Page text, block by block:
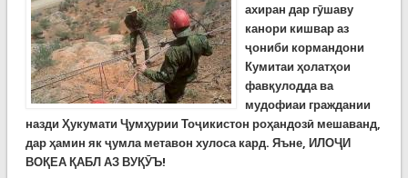
ахиран дар гӯшаву
канори кишвар аз
ҷониби кормандони
Кумитаи ҳолатҳои
фавқулодда ва
мудофиаи граждании
назди Ҳукумати Ҷумҳурии Тоҷикистон роҳандозӣ мешаванд,
дар ҳамин як ҷумла метавон хулоса кард. Яъне, ИЛОҶИ
ВОҚЕА ҚАБЛ АЗ ВУҚӮЪ!